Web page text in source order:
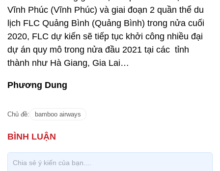
Vĩnh Phúc (Vĩnh Phúc) và giai đoạn 2 quần thể du
lịch FLC Quảng Bình (Quảng Bình) trong nửa cuối
2020, FLC dự kiến sẽ tiếp tục khởi công nhiều đại
dự án quy mô trong nửa đầu 2021 tại các tỉnh
thành như Hà Giang, Gia Lai…
Phương Dung
Chủ đề: bamboo airways